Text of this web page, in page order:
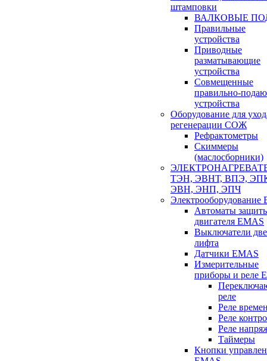
штамповки
ВАЛКОВЫЕ
Правильные
устройства
Приводные
разматывающие
устройства
Совмещенные
правильно-
устройства
Оборудование для
регенерации СОЖ
Рефрактометры
Скиммеры
(маслосборники)
ТЭН, ЭВНТ, ВПЭ,
ЭВН, ЭНП, ЭПЧ
Электрооборудование
Автоматы
двигателя EMAS
Выключатели
лифта
Датчики EMAS
Измерительные
приборы и реле
реле
Реле
Реле
Реле
Таймеры
Кнопки